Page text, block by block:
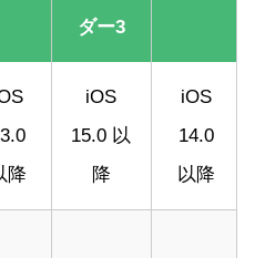
ダー3
降
iOS
15.0 以
降
iOS
14.0
以降